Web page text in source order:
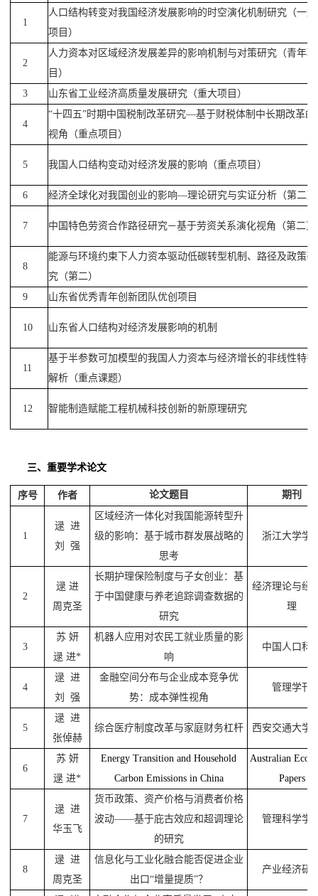
1
人口结构转变对我国经济发展影响的时空演化机制研究（一般
项目）
2
人力资本对区域经济发展差异的影响机制与对策研究（青年项
目）
3
山东省工业经济高质量发展研究（重大项目）
4
“十四五”时期中国税制改革研究—基于财税体制中长期改革的
视角 （重点项目）
5 我国人口结构变动对经济发展的影响（重点项目）
6 经济全球化对我国创业的影响—理论研究与实证分析（第二）
7 中国特色劳资合作路径研究—基于劳资关系演化视角 （第二）
8
能源与环境约束下人力资本驱动低碳转型机制、路径及政策研
究（第二）
9
山东省优秀青年创新团队优创项目
10 山东省人口结构对经济发展影响的机制
11
基于半参数可加模型的我国人力资本与经济增长的非线性特征
解析（重点课题）
12 智能制造赋能工程机械科技创新的新原理研究
三、重要学术论文
序号 作者 论文题目 期刊
1
逯 进
刘
强
区域经济一体化对我国能源转型升
级的影响：基于城市群发展战略的
思考
浙江大学学
2
逯 进
周克圣
长期护理保险制度与子女创业：基
于中国健康与养老追踪调查数据的
研究
经济理论与经
理
3
苏 妍
逯 进*
机器人应用对农民工就业质量的影
响
中国人口科
4
逯 进
刘
强
金融空间分布与企业成本竞争优
势：成本弹性视角
管理学刊
5
逯 进
张倬赫
综合医疗制度改革与家庭财务杠杆 西安交通大学
6
苏 妍
逯 进*
Energy Transition and Household
Carbon Emissions in China
Australian
Papers
7
逯 进
华玉飞
货币政策、资产价格与消费者价格
波动——基于庇古效应和超调理论
的研究
管理科学学
8
逯 进
周克圣
信息化与工业化融合能否促进企业
出口“增量提质”？
产业经济研